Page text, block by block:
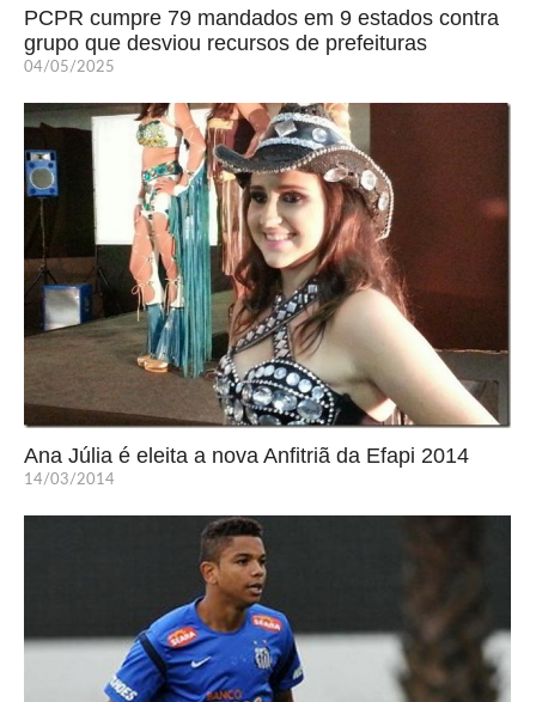
PCPR cumpre 79 mandados em 9 estados contra
grupo que desviou recursos de prefeituras
04/05/2025
Ana Júlia é eleita a nova Anfitriã da Efapi 2014
14/03/2014